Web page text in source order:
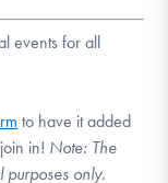
events for all
to have it added
in! Note: The
purposes only.